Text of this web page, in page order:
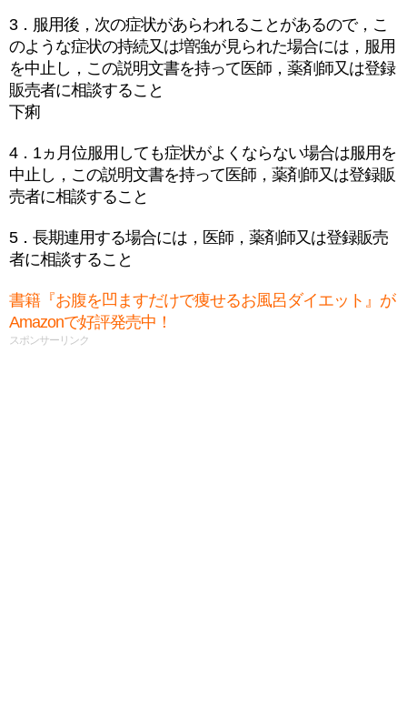
3．服用後，次の症状があらわれることがあるので，こ
のような症状の持続又は増強が見られた場合には，服用
を中止し，この説明文書を持って医師，薬剤師又は登録
販売者に相談すること
下痢
4．1ヵ月位服用しても症状がよくならない場合は服用を
中止し，この説明文書を持って医師，薬剤師又は登録販
売者に相談すること
5．長期連用する場合には，医師，薬剤師又は登録販売
者に相談すること
書籍『お腹を凹ますだけで痩せるお風呂ダイエット』が
Amazonで好評発売中！
スポンサーリンク